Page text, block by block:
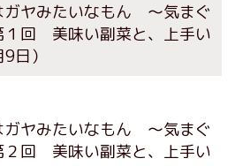
ガヤみたいなもん ～気まぐ
回 美味い副菜と、上手い
日）
ガヤみたいなもん ～気まぐ
回 美味い副菜と、上手い